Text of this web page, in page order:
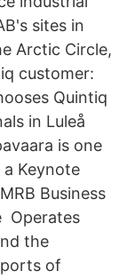
sites in
Arctic Circle,
customer:
Quintiq
in Luleå
is one
Keynote
Business
Operates
the
of